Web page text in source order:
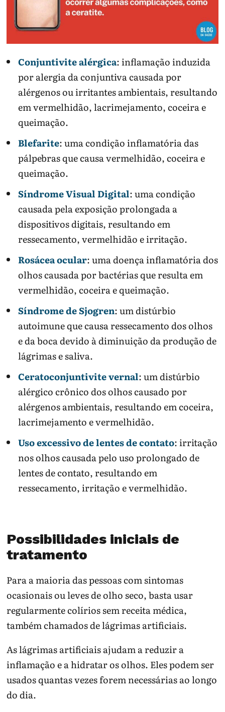
Conjuntivite alérgica: inflamação induzida
por alergia da conjuntiva causada por
alérgenos ou irritantes ambientais, resultando
em vermelhidão, lacrimejamento, coceira e
queimação.
Blefarite: uma condição inflamatória das
pálpebras que causa vermelhidão, coceira e
queimação.
Síndrome Visual Digital: uma condição
causada pela exposição prolongada a
dispositivos digitais, resultando em
ressecamento, vermelhidão e irritação.
Rosácea ocular: uma doença inflamatória dos
olhos causada por bactérias que resulta em
vermelhidão, coceira e queimação.
Síndrome de Sjogren: um distúrbio
autoimune que causa ressecamento dos olhos
e da boca devido à diminuição da produção de
lágrimas e saliva.
Ceratoconjuntivite vernal: um distúrbio
alérgico crônico dos olhos causado por
alérgenos ambientais, resultando em coceira,
lacrimejamento e vermelhidão.
Uso excessivo de lentes de contato: irritação
nos olhos causada pelo uso prolongado de
lentes de contato, resultando em
ressecamento, irritação e vermelhidão.
Possibilidades iniciais de
tratamento
Para a maioria das pessoas com sintomas
ocasionais ou leves de olho seco, basta usar
regularmente colírios sem receita médica,
também chamados de lágrimas artificiais.
As lágrimas artificiais ajudam a reduzir a
inflamação e a hidratar os olhos. Eles podem ser
usados ​quantas vezes forem necessárias ao longo
do dia.